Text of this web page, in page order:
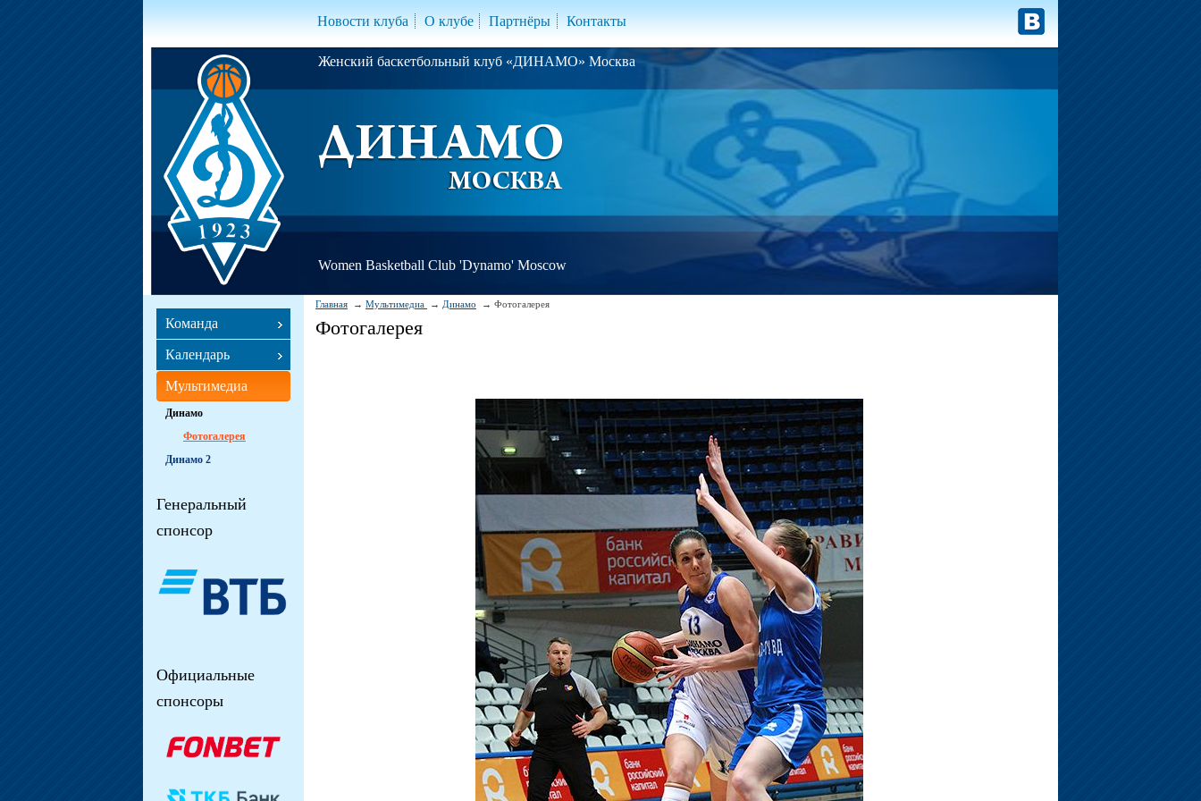
Новости клуба О клубе Партнёры Контакты
Женский баскетбольный клуб «ДИНАМО» Москва
Women Basketball Club 'Dynamo' Moscow
Главная Мультимедиа Динамо Фотогалерея
Фотогалерея
Команда
Календарь
Мультимедиа
Динамо
Фотогалерея
Динамо 2
Генеральный
спонсор
Официальные
спонсоры